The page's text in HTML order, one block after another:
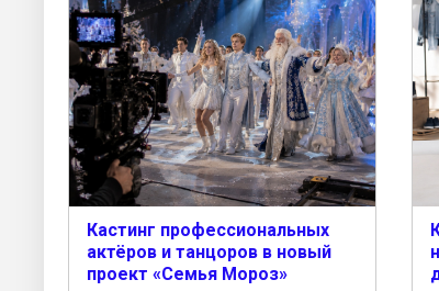
Кастинг профессиональных
актёров и танцоров в новый
проект «Семья Мороз»